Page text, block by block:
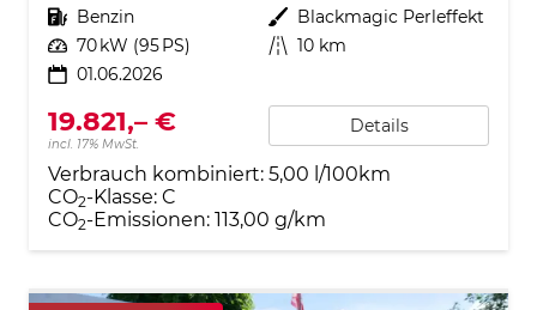
Kraftstoff Benzin Außenfarbe Blackmagic Perleffekt
Leistung 70 kW (95 PS) Kilometerstand 10 km
01.06.2026
19.821,– €
incl. 17% MwSt.
Details
Verbrauch kombiniert: 5,00 l/100km
CO2-Klasse: C
CO2-Emissionen: 113,00 g/km